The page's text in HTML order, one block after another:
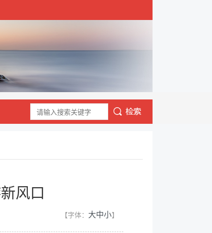
风口
【字体： 大中小】